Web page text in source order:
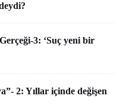
3: ‘Suç yeni bir
2: Yıllar içinde değişen